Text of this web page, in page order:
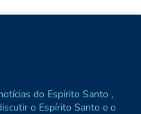
do Espírito Santo ,
o Espírito Santo e o